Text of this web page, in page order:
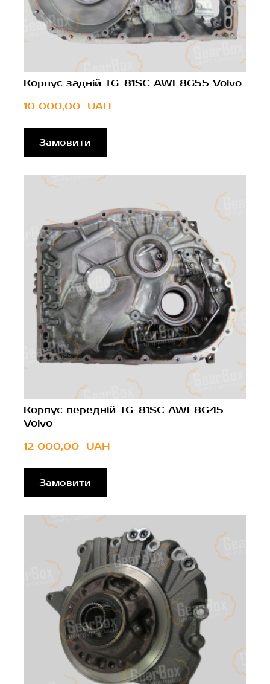
Корпус задній TG-81SC AWF8G55 Volvo
10 000,00  UAH
Замовити
Корпус передній TG-81SC AWF8G45
Volvo
12 000,00  UAH
Замовити